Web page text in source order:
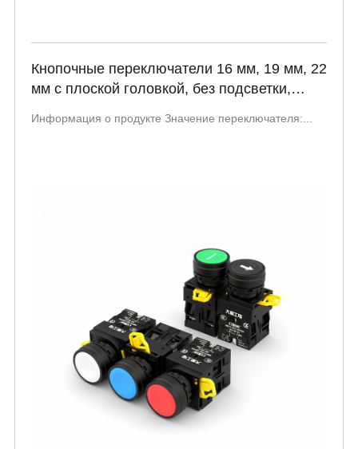
Кнопочные переключатели 16 мм, 19 мм, 22
мм с плоской головкой, без подсветки,
AGQ16F(19F/22F)-11/J Series
Информация о продукте Значение переключателя:...